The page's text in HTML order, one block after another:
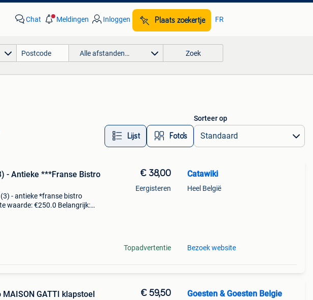
Chat Meldingen Inloggen Plaats zoekertje FR
Alle afstanden… Zoek
Lijst Foto’s
Sorteer op
- Antieke ***Franse Bistro
- antieke *franse bistro
waarde: €250.0 Belangrijk:
€ 38,00
Eergisteren
Topadvertentie
Catawiki
Heel België
Bezoek website
GATTI klapstoel
€ 59,50 Goesten & Goesten Belgie